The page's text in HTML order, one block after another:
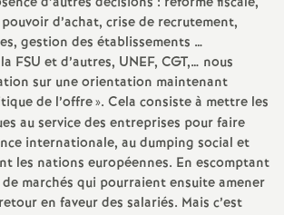
d
e
s
E
d’achat, crise de recrutement,
gestion des établissements …
FSU et d’autres, UNEF, CGT,… nous
sur une orientation maintenant
de l’offre». Cela consiste à mettre les
au service des entreprises pour faire
internationale, au dumping social et
les nations européennes. En escomptant
marchés qui pourraient ensuite amener
en faveur des salariés. Mais c’est